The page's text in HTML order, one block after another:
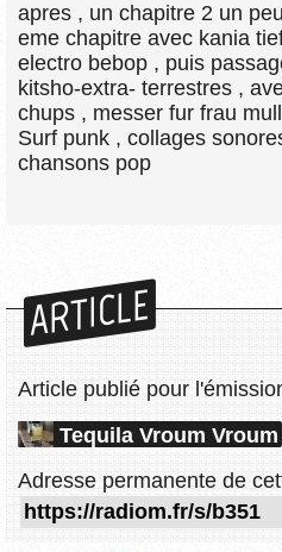
apres , un chapitre 2 un
eme chapitre avec kania
electro bebop , puis
kitsho-extra- terrestres ,
chups , messer fur frau
Surf punk , collages
chansons pop
ARTICLE
Article publié pour
Tequila Vroum Vroum
Adresse permanente de